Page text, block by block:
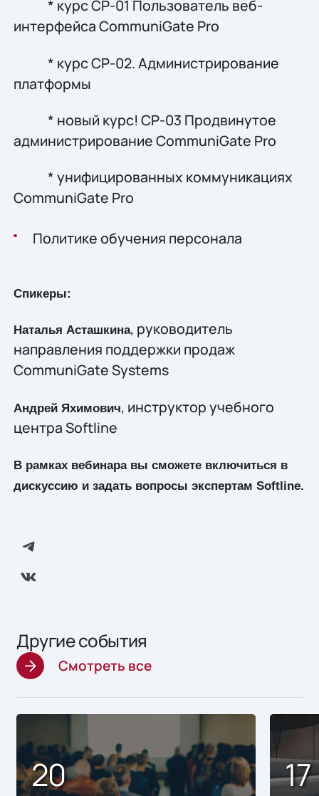
* курс CP-01 Пользователь веб-
интерфейса CommuniGate Pro
* курс CP-02. Администрирование
платформы
* новый курс! CP-03 Продвинутое
администрирование CommuniGate Pro
* унифицированных коммуникациях
CommuniGate Pro
Политике обучения персонала
Спикеры:
Наталья Асташкина, руководитель
направления поддержки продаж
CommuniGate Systems
Андрей Яхимович, инструктор учебного
центра Softline
В рамках вебинара вы сможете включиться в
дискуссию и задать вопросы экспертам Softline.
Другие события
Смотреть все
20 17